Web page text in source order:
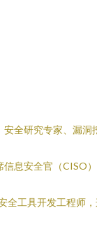
安全研究专家、漏洞
信息安全官（CISO
全工具开发工程师